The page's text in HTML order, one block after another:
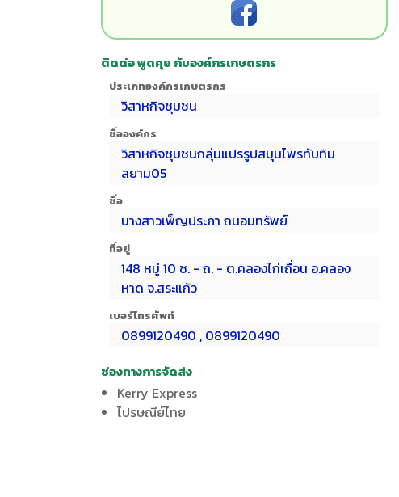
ติดต่อ พูดคุย กับองค์กรเกษตรกร
ประเภทองค์กรเกษตรกร
วิสาหกิจชุมชน
ชื่อองค์กร
วิสาหกิจชุมชนกลุ่มแปรรูปสมุนไพรทับทิม
สยาม05
ชื่อ
นางสาวเพ็ญประภา ถนอมทรัพย์
ที่อยู่
148 หมู่ 10 ซ. - ถ. - ต.คลองไก่เถื่อน อ.คลอง
หาด จ.สระแก้ว
เบอร์โทรศัพท์
0899120490 , 0899120490
ช่องทางการจัดส่ง
Kerry Express
ไปรษณีย์ไทย